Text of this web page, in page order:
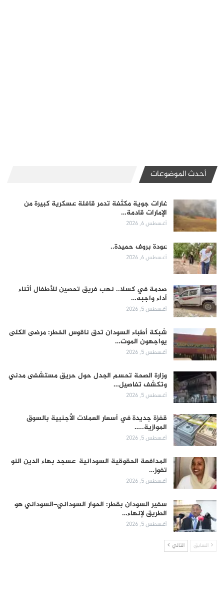
أحدث الموضوعات
غارات جوية مكثفة تدمر قافلة عسكرية كبيرة من
الإمارات قادمة…
أغسطس 6, 2026
عودة بروف حميدة..
أغسطس 6, 2026
صدمة في كسلا.. نهب فريق تحصين للأطفال أثناء
أداء واجبه…
أغسطس 5, 2026
شبكة أطباء السودان تدق ناقوس الخطر: مرضى الكلى
يواجهون الموت…
أغسطس 5, 2026
وزارة الصحة تحسم الجدل حول حريق مستشفى مدني
وتكشف تفاصيل…
أغسطس 5, 2026
قفزة جديدة في أسعار العملات الأجنبية بالسوق
الموازية..…
أغسطس 5, 2026
المدافعة الحقوقية السودانية عسجد بهاء الدين النو
تفوز…
أغسطس 5, 2026
سفير السودان بقطر: الحوار السوداني–السوداني هو
الطريق لإنهاء…
أغسطس 5, 2026
السابق التالي